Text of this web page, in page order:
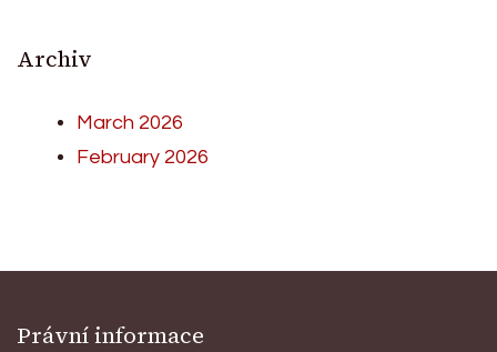
Archiv
March 2026
February 2026
Právní informace